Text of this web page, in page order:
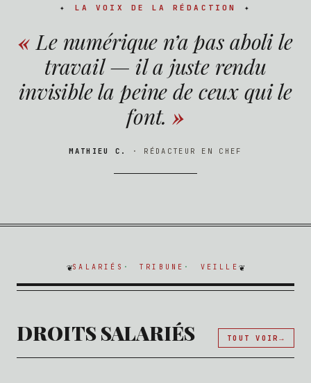
LA VOIX DE LA RÉDACTION
Le numérique n’a pas aboli le
travail — il a juste rendu
invisible la peine de ceux qui le
font.
MATHIEU C. · RÉDACTEUR EN CHEF
SALARIÉS TRIBUNE VEILLE
DROITS SALARIÉS TOUT VOIR